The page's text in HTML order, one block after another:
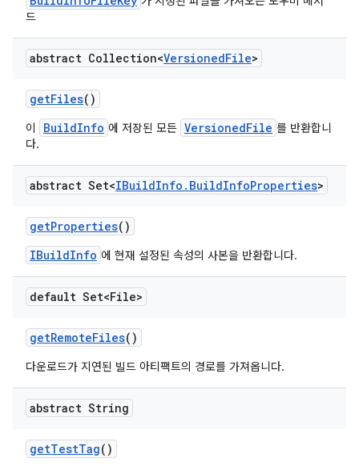
드
abstract Collection<VersionedFile>
getFiles()
이 BuildInfo 에 저장된 모든 VersionedFile 를 반환합니
다.
abstract Set<IBuildInfo . BuildInfoProperties>
getProperties()
IBuildInfo 에 현재 설정된 속성의 사본을 반환합니다.
default Set<File>
getRemoteFiles()
다운로드가 지연된 빌드 아티팩트의 경로를 가져옵니다.
abstract String
getTestTag()